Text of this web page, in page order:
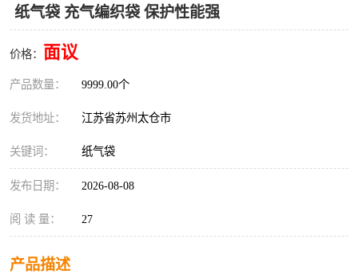
纸气袋 充气编织袋 保护性能强
价格： 面议
产品数量： 9999.00个
发货地址： 江苏省苏州太仓市
关键词： 纸气袋
发布日期： 2026-08-08
阅 读 量： 27
产品描述